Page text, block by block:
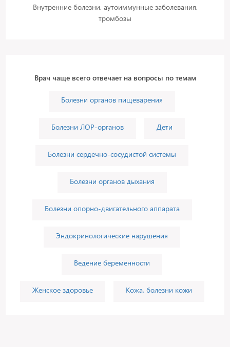
Внутренние болезни, аутоиммунные заболевания,
тромбозы
Врач чаще всего отвечает на вопросы по темам
Болезни органов пищеварения
Болезни ЛОР-органов Дети
Болезни сердечно-сосудистой системы
Болезни органов дыхания
Болезни опорно-двигательного аппарата
Эндокринологические нарушения
Ведение беременности
Женское здоровье Кожа, болезни кожи